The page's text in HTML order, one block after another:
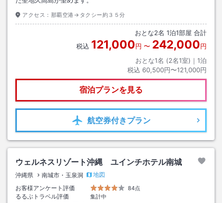
アクセス： 那覇空港→タクシー約３５分
おとな2名 1泊1部屋 合計
税込 121,000円 〜 242,000円
おとな1名 (2名1室)｜ 1泊
税込 60,500円〜121,000円
宿泊プランを見る
航空券付きプラン
ウェルネスリゾート沖縄 ユインチホテル南城
沖縄県 南城市・玉泉洞
地図
お客様アンケート評価
84点
るるぶトラベル評価
集計中